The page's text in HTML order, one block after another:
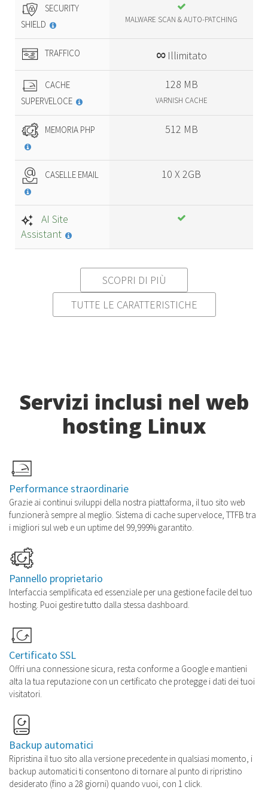
SECURITY
SHIELD
MALWARE SCAN & AUTO-PATCHING
TRAFFICO ∞ Illimitato
CACHE
SUPERVELOCE
128 MB
VARNISH CACHE
MEMORIA PHP 512 MB
CASELLE EMAIL 10 X 2GB
AI Site
Assistant
SCOPRI DI PIÙ
TUTTE LE CARATTERISTICHE
Servizi inclusi nel web
hosting Linux
Performance straordinarie
Grazie ai continui sviluppi della nostra piattaforma, il tuo sito web
funzionerà sempre al meglio. Sistema di cache superveloce, TTFB tra
i migliori sul web e un uptime del 99,999% garantito.
Pannello proprietario
Interfaccia semplificata ed essenziale per una gestione facile del tuo
hosting. Puoi gestire tutto dalla stessa dashboard.
Certificato SSL
Offri una connessione sicura, resta conforme a Google e mantieni
alta la tua reputazione con un certificato che protegge i dati dei tuoi
visitatori.
Backup automatici
Ripristina il tuo sito alla versione precedente in qualsiasi momento, i
backup automatici ti consentono di tornare al punto di ripristino
desiderato (fino a 28 giorni) quando vuoi, con 1 click.